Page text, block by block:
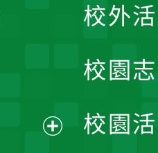
單
校外
校園
校園